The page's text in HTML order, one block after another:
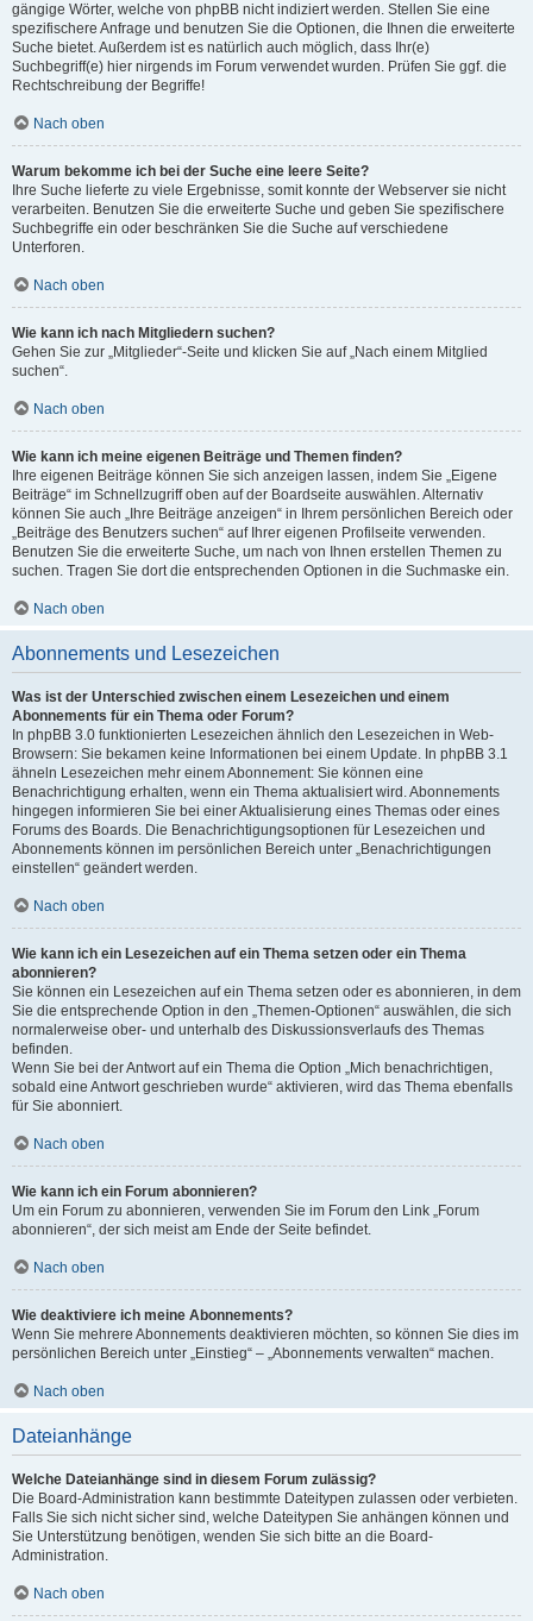
gängige Wörter, welche von phpBB nicht indiziert werden. Stellen Sie eine
spezifischere Anfrage und benutzen Sie die Optionen, die Ihnen die erweiterte
Suche bietet. Außerdem ist es natürlich auch möglich, dass Ihr(e)
Suchbegriff(e) hier nirgends im Forum verwendet wurden. Prüfen Sie ggf. die
Rechtschreibung der Begriffe!
Nach oben
Warum bekomme ich bei der Suche eine leere Seite?
Ihre Suche lieferte zu viele Ergebnisse, somit konnte der Webserver sie nicht
verarbeiten. Benutzen Sie die erweiterte Suche und geben Sie spezifischere
Suchbegriffe ein oder beschränken Sie die Suche auf verschiedene
Unterforen.
Nach oben
Wie kann ich nach Mitgliedern suchen?
Gehen Sie zur „Mitglieder“-Seite und klicken Sie auf „Nach einem Mitglied
suchen“.
Nach oben
Wie kann ich meine eigenen Beiträge und Themen finden?
Ihre eigenen Beiträge können Sie sich anzeigen lassen, indem Sie „Eigene
Beiträge“ im Schnellzugriff oben auf der Boardseite auswählen. Alternativ
können Sie auch „Ihre Beiträge anzeigen“ in Ihrem persönlichen Bereich oder
„Beiträge des Benutzers suchen“ auf Ihrer eigenen Profilseite verwenden.
Benutzen Sie die erweiterte Suche, um nach von Ihnen erstellen Themen zu
suchen. Tragen Sie dort die entsprechenden Optionen in die Suchmaske ein.
Nach oben
Abonnements und Lesezeichen
Was ist der Unterschied zwischen einem Lesezeichen und einem
Abonnements für ein Thema oder Forum?
In phpBB 3.0 funktionierten Lesezeichen ähnlich den Lesezeichen in Web-
Browsern: Sie bekamen keine Informationen bei einem Update. In phpBB 3.1
ähneln Lesezeichen mehr einem Abonnement: Sie können eine
Benachrichtigung erhalten, wenn ein Thema aktualisiert wird. Abonnements
hingegen informieren Sie bei einer Aktualisierung eines Themas oder eines
Forums des Boards. Die Benachrichtigungsoptionen für Lesezeichen und
Abonnements können im persönlichen Bereich unter „Benachrichtigungen
einstellen“ geändert werden.
Nach oben
Wie kann ich ein Lesezeichen auf ein Thema setzen oder ein Thema
abonnieren?
Sie können ein Lesezeichen auf ein Thema setzen oder es abonnieren, in dem
Sie die entsprechende Option in den „Themen-Optionen“ auswählen, die sich
normalerweise ober- und unterhalb des Diskussionsverlaufs des Themas
befinden.
Wenn Sie bei der Antwort auf ein Thema die Option „Mich benachrichtigen,
sobald eine Antwort geschrieben wurde“ aktivieren, wird das Thema ebenfalls
für Sie abonniert.
Nach oben
Wie kann ich ein Forum abonnieren?
Um ein Forum zu abonnieren, verwenden Sie im Forum den Link „Forum
abonnieren“, der sich meist am Ende der Seite befindet.
Nach oben
Wie deaktiviere ich meine Abonnements?
Wenn Sie mehrere Abonnements deaktivieren möchten, so können Sie dies im
persönlichen Bereich unter „Einstieg“ – „Abonnements verwalten“ machen.
Nach oben
Dateianhänge
Welche Dateianhänge sind in diesem Forum zulässig?
Die Board-Administration kann bestimmte Dateitypen zulassen oder verbieten.
Falls Sie sich nicht sicher sind, welche Dateitypen Sie anhängen können und
Sie Unterstützung benötigen, wenden Sie sich bitte an die Board-
Administration.
Nach oben